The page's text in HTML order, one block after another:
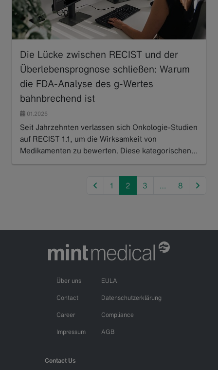
Die Lücke zwischen RECIST und der
Überlebensprognose schließen: Warum
die FDA-Analyse des g-Wertes
bahnbrechend ist
01.2026
Seit Jahrzehnten verlassen sich Onkologie-Studien
auf RECIST 1.1, um die Wirksamkeit von
Medikamenten zu bewerten. Diese kategorischen…
previous
1 2 3 … 8
Über uns
Contact
Career
Impressum
EULA
Datenschutzerklärung
Compliance
AGB
Contact Us